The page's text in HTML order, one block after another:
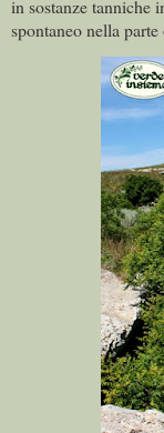
in sostanze tanniche
spontaneo nella